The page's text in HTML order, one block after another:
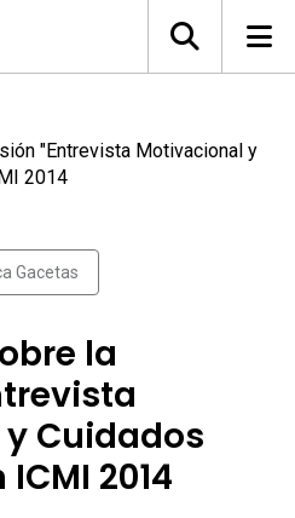
"Entrevista Motivacional y
2014
Gacetas
la
Cuidados
2014